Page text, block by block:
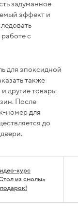
задуманное
эффект и
с
для эпоксидной
также
другие товары
После
номер для
до
курс
из смолы»